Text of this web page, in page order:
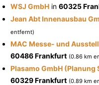
WSJ GmbH in 60325
Jean Abt Innenausbau
entfernt)
MAC Messe- und
60486 Frankfurt (0.86 km
Plasamo GmbH
60329 Frankfurt (0.89 km